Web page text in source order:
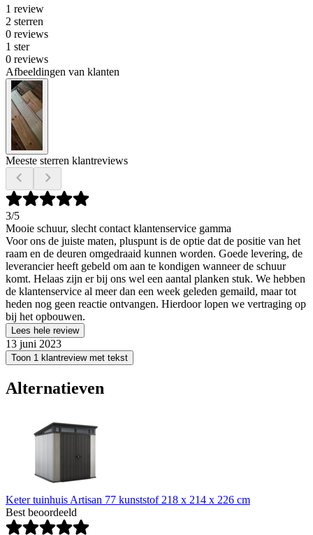
1 review
2 sterren
0 reviews
1 ster
0 reviews
Afbeeldingen van klanten
Meeste sterren klantreviews
3/5
Mooie schuur, slecht contact klantenservice gamma
Voor ons de juiste maten, pluspunt is de optie dat de positie van het
raam en de deuren omgedraaid kunnen worden. Goede levering, de
leverancier heeft gebeld om aan te kondigen wanneer de schuur
komt. Helaas zijn er bij ons wel een aantal planken stuk. We hebben
de klantenservice al meer dan een week geleden gemaild, maar tot
heden nog geen reactie ontvangen. Hierdoor lopen we vertraging op
bij het opbouwen.
Lees hele review
13 juni 2023
Toon 1 klantreview met tekst
Alternatieven
Keter tuinhuis Artisan 77 kunststof 218 x 214 x 226 cm
Best beoordeeld